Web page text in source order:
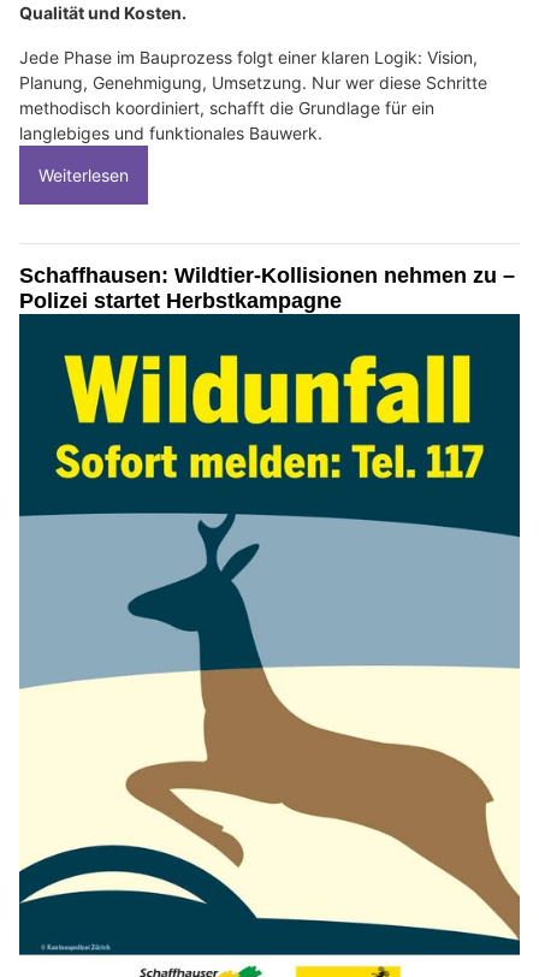
Qualität und Kosten.
Jede Phase im Bauprozess folgt einer klaren Logik: Vision,
Planung, Genehmigung, Umsetzung. Nur wer diese Schritte
methodisch koordiniert, schafft die Grundlage für ein
langlebiges und funktionales Bauwerk.
Weiterlesen
Schaffhausen: Wildtier-Kollisionen nehmen zu –
Polizei startet Herbstkampagne